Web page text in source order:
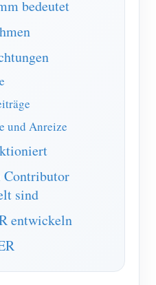
und Simulation
für Fabriken
bedeutet
und Anreize
Contributor
sind
entwickeln